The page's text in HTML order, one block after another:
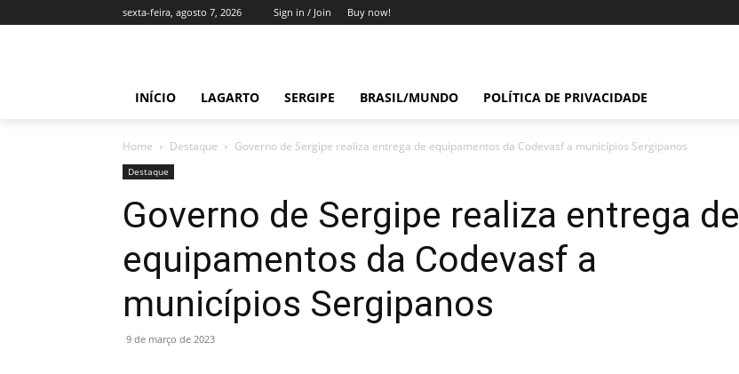
sexta-feira, agosto 7, 2026 Sign in / Join Buy now!
INÍCIO LAGARTO SERGIPE BRASIL/MUNDO POLÍTICA DE PRIVACIDADE
Home Destaque Governo de Sergipe realiza entrega de equipamentos da Codevasf a municípios Sergipanos
Destaque
Governo de Sergipe realiza entrega de
equipamentos da Codevasf a
municípios Sergipanos
9 de março de 2023